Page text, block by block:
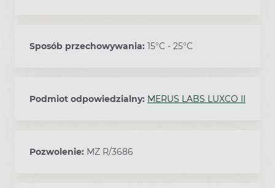
Sposób przechowywania: 15°C - 25°C
Podmiot odpowiedzialny: MERUS LABS LUXCO II
Pozwolenie: MZ R/3686